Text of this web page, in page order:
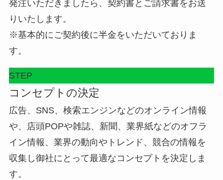
発注いただきましたら、契約書とご請求書をお送
りいたします。
※基本的にご契約後に半金をいただいておりま
す。
STEP
コンセプトの決定
広告、SNS、検索エンジンなどのオンライン情報
や、店頭POPや雑誌、新聞、業界紙などのオフラ
イン情報、業界の動向やトレンド、競合の情報を
収集し御社にとって最適なコンセプトを決定しま
す。